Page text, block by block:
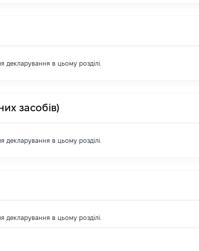
декларування в цьому розділі.
засобів)
декларування в цьому розділі.
декларування в цьому розділі.